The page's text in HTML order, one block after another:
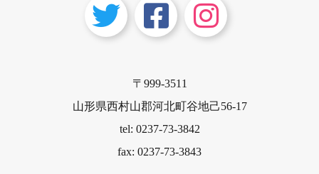
〒999-3511
山形県西村山郡河北町谷地己56-17
tel: 0237-73-3842
fax: 0237-73-3843